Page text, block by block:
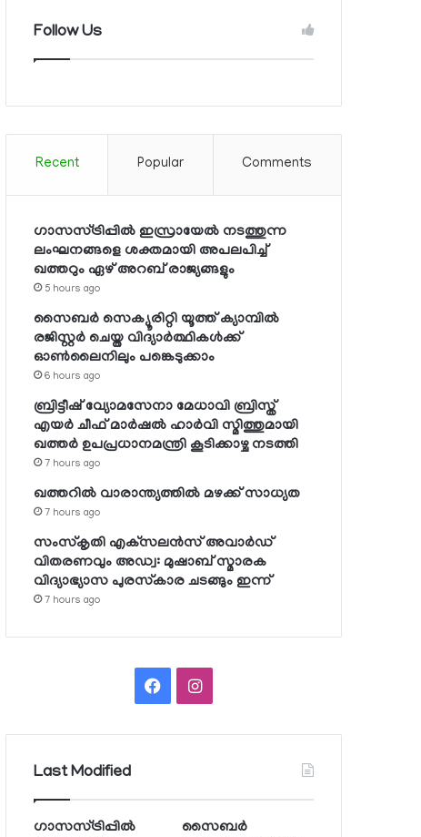
Follow Us
Recent Popular Comments
ഗാസസ്ട്രിപ്പില്‍ ഇസ്രായേല്‍ നടത്തുന്ന
ലംഘനങ്ങളെ ശക്തമായി അപലപിച്ച്
ഖത്തറും ഏഴ് അറബ് രാജ്യങ്ങളും
5 hours ago
സൈബര്‍ സെക്യൂരിറ്റി യൂത്ത് ക്യാമ്പില്‍
രജിസ്റ്റര്‍ ചെയ്ത വിദ്യാര്‍ത്ഥികള്‍ക്ക്
ഓണ്‍ലൈനിലും പങ്കെടുക്കാം
6 hours ago
ബ്രിട്ടീഷ് വ്യോമസേനാ മേധാവി ബ്രിസ്ത്
എയര്‍ ചീഫ് മാര്‍ഷല്‍ ഹാര്‍വി സ്മിത്തുമായി
ഖത്തര്‍ ഉപപ്രധാനമന്ത്രി കൂടിക്കാഴ്ച നടത്തി
7 hours ago
ഖത്തറില്‍ വാരാന്ത്യത്തില്‍ മഴക്ക് സാധ്യത
7 hours ago
സംസ്‌കൃതി എക്‌സലന്‍സ് അവാര്‍ഡ്
വിതരണവും അഡ്വ: മുഷാബ് സ്മാരക
വിദ്യാഭ്യാസ പുരസ്‌കാര ചടങ്ങും ഇന്ന്
7 hours ago
FacebookInstagram
Last Modified
ഗാസസ്ട്രിപ്പില്‍
സൈബര്‍